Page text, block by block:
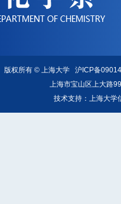
版权所有 ©上海大学 沪ICP备
上海市宝山区上大路
技术支持： 上海大学